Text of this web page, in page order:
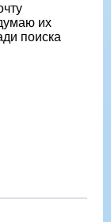
их
поиска